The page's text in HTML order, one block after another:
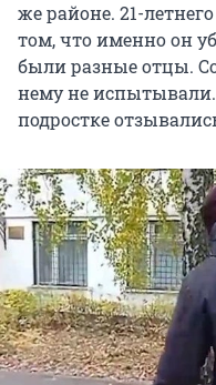
же районе. 21-
том, что именно он
были разные отцы.
нему не
подростке